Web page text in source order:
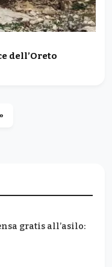
dell’Oreto
gratis all’asilo: